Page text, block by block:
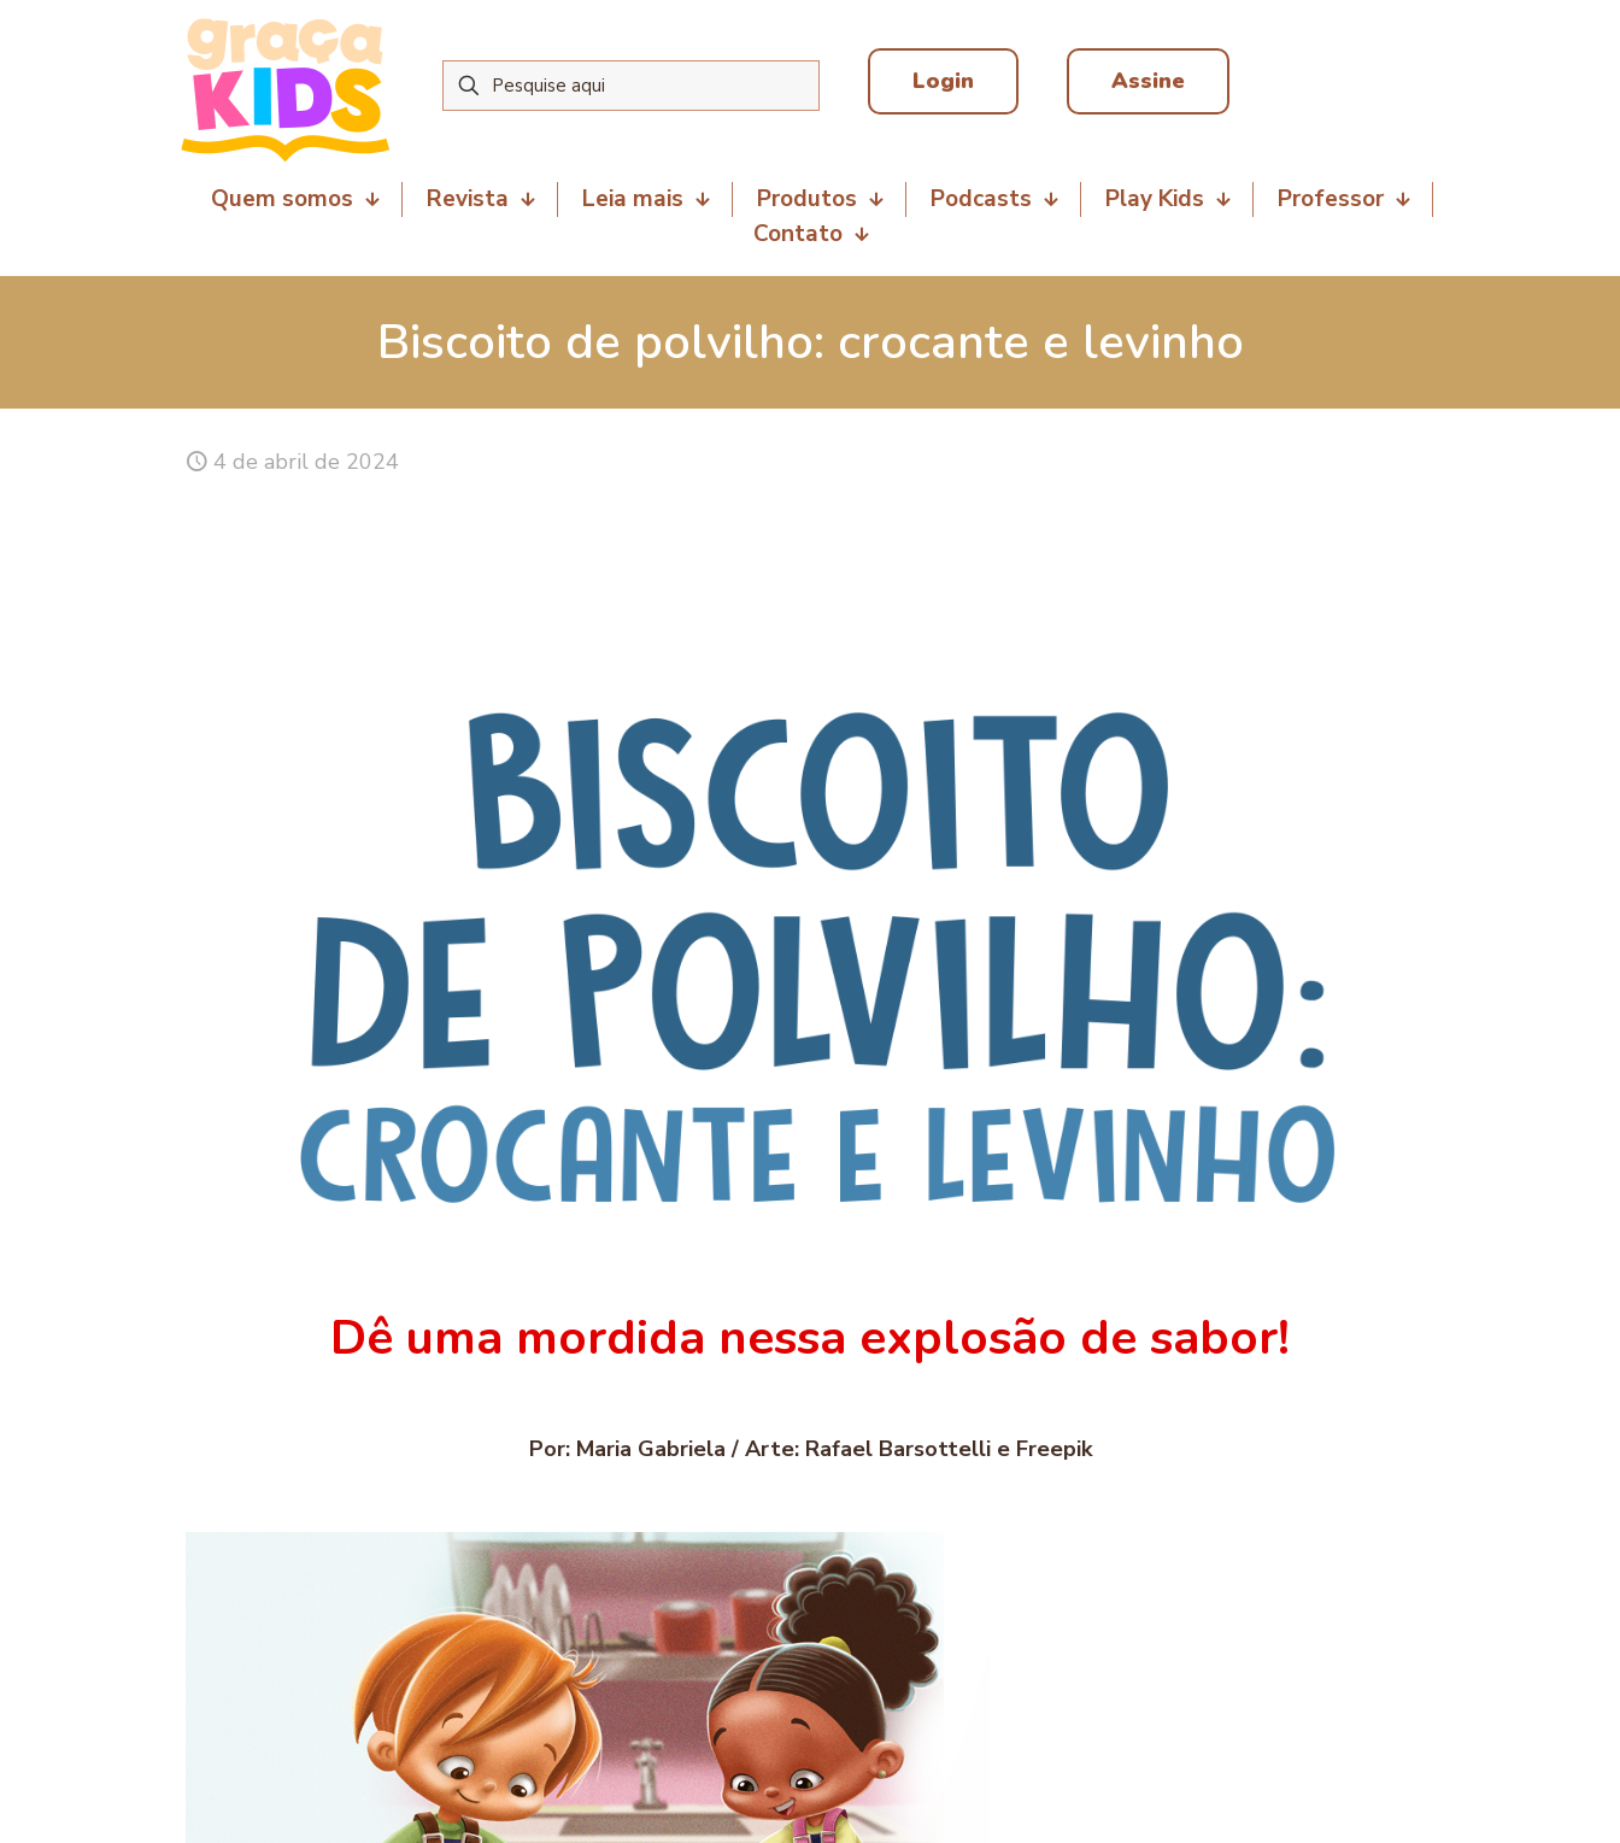
Login Assine
Quem somos Revista Leia mais Produtos Podcasts Play Kids
Professor
Contato
Biscoito de polvilho: crocante e levinho
4 de abril de 2024
Dê uma mordida nessa explosão de sabor!
Por: Maria Gabriela / Arte: Rafael Barsottelli e Freepik